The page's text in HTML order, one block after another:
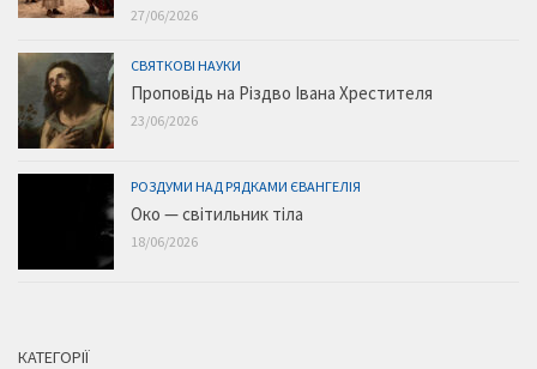
27/06/2026
СВЯТКОВІ НАУКИ
Проповідь на Різдво Івана Хрестителя
23/06/2026
РОЗДУМИ НАД РЯДКАМИ ЄВАНГЕЛІЯ
Око — світильник тіла
18/06/2026
КАТЕГОРІЇ